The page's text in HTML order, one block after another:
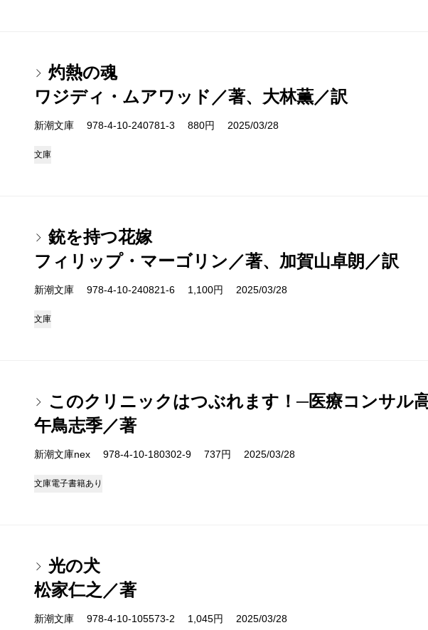
灼熱の魂
ワジディ・ムアワッド／著、大林薫／訳
新潮文庫 978-4-10-240781-3 880円 2025/03/28
文庫
銃を持つ花嫁
フィリップ・マーゴリン／著、加賀山卓朗／訳
新潮文庫 978-4-10-240821-6 1,100円 2025/03/28
文庫
このクリニックはつぶれます！─医療コンサル
午鳥志季／著
新潮文庫nex 978-4-10-180302-9 737円 2025/03/28
文庫電子書籍あり
光の犬
松家仁之／著
新潮文庫 978-4-10-105573-2 1,045円 2025/03/28